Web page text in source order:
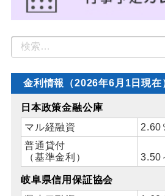
金利情報（2026年6月1日現在
日本政策金融公庫
マル経融資
2.60
普通貸付
（基準金利）
3.50
岐阜県信用保証協会